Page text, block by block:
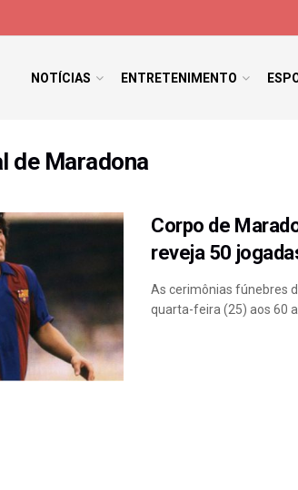
NOTÍCIAS ENTRETENIMENTO
de Maradona
Corpo de
reveja 50
As cerimônias fúnebres
quarta-feira (25) aos 60